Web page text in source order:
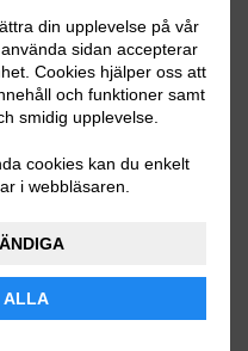
din upplevelse på vår
sidan accepterar
Cookies hjälper oss att
och funktioner samt
smidig upplevelse.
cookies kan du enkelt
i webbläsaren.
ALLA
användarvillkoren